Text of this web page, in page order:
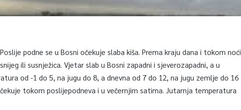
podne se u Bosni očekuje slaba kiša. Prema kraju dana i tokom noći
ili susnježica. Vjetar slab u Bosni zapadni i sjeverozapadni, a u
od -1 do 5, na jugu do 8, a dnevna od 7 do 12, na jugu zemlje do 16
tokom poslijepodneva i u večernjim satima. Jutarnja temperatura